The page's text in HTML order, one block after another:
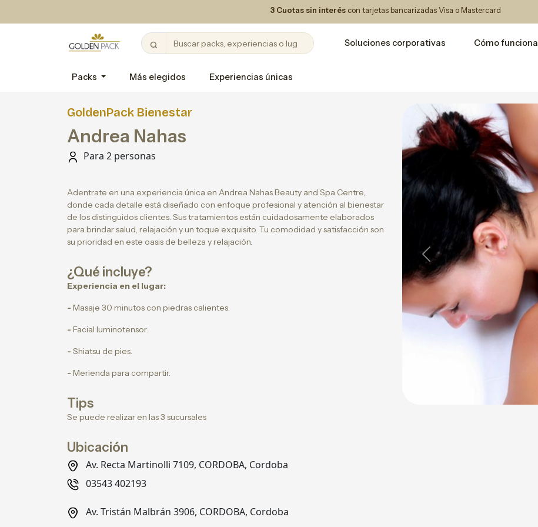
3 Cuotas sin interés con tarjetas bancarizadas Visa o Mastercard
Soluciones corporativas Cómo funciona
Packs Más elegidos Experiencias únicas
GoldenPack Bienestar
Andrea Nahas
Para 2 personas
Adentrate en una experiencia única en Andrea Nahas Beauty and Spa Centre,
donde cada detalle está diseñado con enfoque profesional y atención al bienestar
de los distinguidos clientes. Sus tratamientos están cuidadosamente elaborados
para brindar salud, relajación y un toque exquisito. Tu comodidad y satisfacción son
su prioridad en este oasis de belleza y relajación.
¿Qué incluye?
Experiencia en el lugar:
- Masaje 30 minutos con piedras calientes.
- Facial luminotensor.
- Shiatsu de pies.
- Merienda para compartir.
Tips
Se puede realizar en las 3 sucursales
Ubicación
Av. Recta Martinolli 7109, CORDOBA, Cordoba
03543 402193
Av. Tristán Malbrán 3906, CORDOBA, Cordoba
Previous